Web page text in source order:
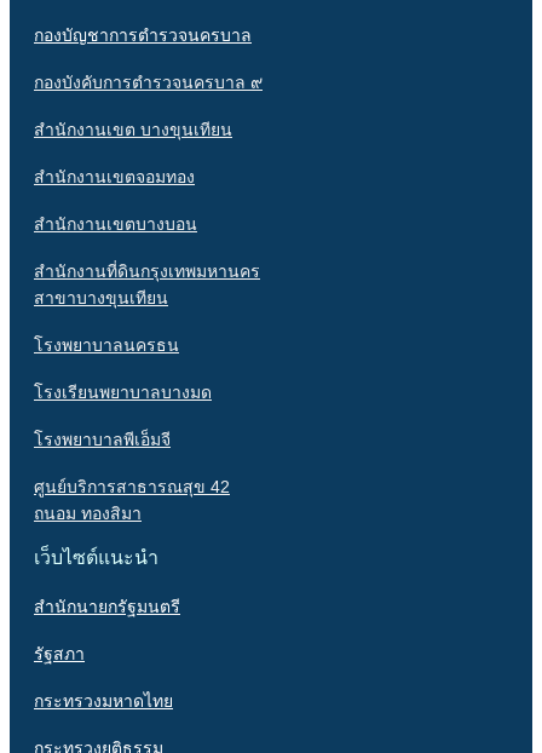
กองบัญชาการตำรวจนครบาล
กองบังคับการตำรวจนครบาล ๙
สำนักงานเขต บางขุนเทียน
สำนักงานเขตจอมทอง
สำนักงานเขตบางบอน
สำนักงานที่ดินกรุงเทพมหานคร
สาขาบางขุนเทียน
โรงพยาบาลนครธน
โรงเรียนพยาบาลบางมด
โรงพยาบาลพีเอ็มจี
ศูนย์บริการสาธารณสุข 42
ถนอม ทองสิมา
เว็บไซต์แนะนำ
สำนักนายกรัฐมนตรี
รัฐสภา
กระทรวงมหาดไทย
กระทรวงยุติธรรม